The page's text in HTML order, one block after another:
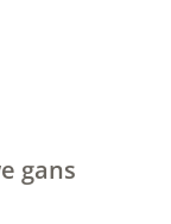
gans